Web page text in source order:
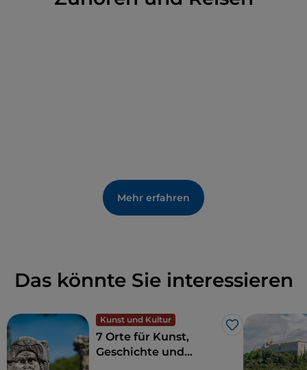
Mehr erfahren
Das könnte Sie interessieren
Kunst und Kultur
Like
7 Orte für Kunst,
Geschichte und